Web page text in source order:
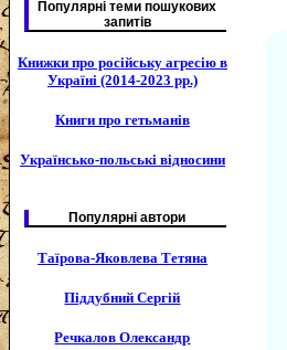
Популярні теми пошукових
запитів
Книжки про російську агресію в
Україні (2014-2023 рр.)
Книги про гетьманів
Українсько-польські відносини
Популярні автори
Таїрова-Яковлева Тетяна
Піддубний Сергій
Речкалов Олександр